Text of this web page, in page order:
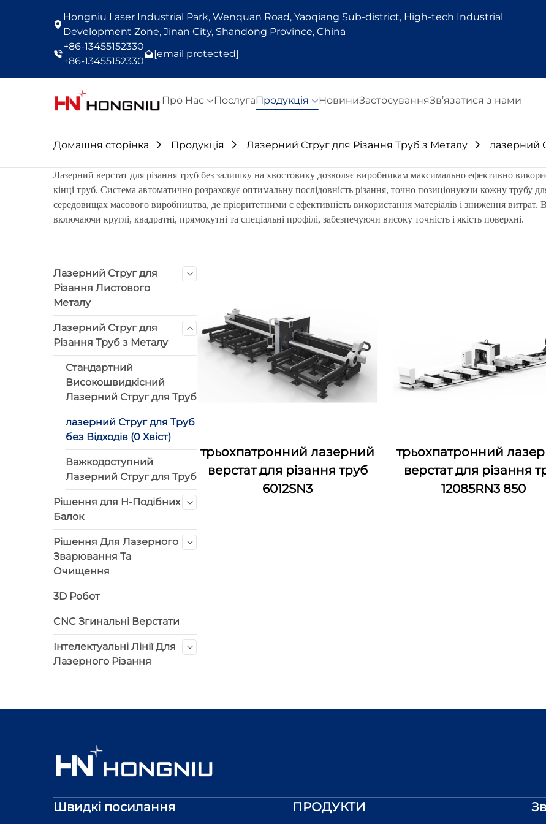
Hongniu Laser Industrial Park, Wenquan Road, Yaoqiang Sub-district, High-tech Industrial
Development Zone, Jinan City, Shandong Province, China
+86-13455152330
+86-13455152330
[email protected]
Про Нас ПослугаПродукція НовиниЗастосуванняЗв’язатися з нами
Домашня сторінка Продукція Лазерний Струг для Різання Труб з Металу лазерний
Лазерний верстат для різання труб без залишку на хвостовику дозволяє виробникам максимально ефективно
кінці труб. Система автоматично розраховує оптимальну послідовність різання, точно позиціонуючи кожну трубу
середовищах масового виробництва, де пріоритетними є ефективність використання матеріалів і зниження витрат.
включаючи круглі, квадратні, прямокутні та спеціальні профілі, забезпечуючи високу точність і якість поверхні.
Лазерний Струг для
Різання Листового
Металу
Лазерний Струг для
Різання Труб з Металу
Стандартний
Високошвидкісний
Лазерний Струг для Труб
лазерний Струг для Труб
без Відходів (0 Хвіст)
Важкодоступний
Лазерний Струг для Труб
Рішення для H-Подібних
Балок
Рішення Для Лазерного
Зварювання Та
Очищення
3D Робот
CNC Згинальні Верстати
Інтелектуальні Лінії Для
Лазерного Різання
трьохпатронний лазерний
верстат для різання труб
6012SN3
трьохпатронний
верстат для різання
12085RN3 850
Швидкі посилання ПРОДУКТИ